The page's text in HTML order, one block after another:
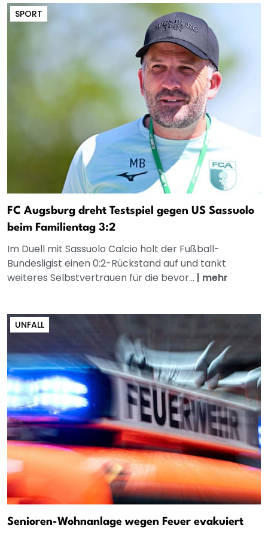
SPORT
FC Augsburg dreht Testspiel gegen US Sassuolo
beim Familientag 3:2
Im Duell mit Sassuolo Calcio holt der Fußball-
Bundesligist einen 0:2-Rückstand auf und tankt
weiteres Selbstvertrauen für die bevor... | mehr
UNFALL
Senioren-Wohnanlage wegen Feuer evakuiert